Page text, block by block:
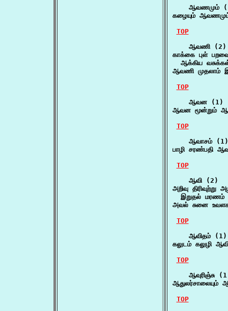
ஆவணமும்
கழையும்
TOP
    ஆவணி (2)
காக்கை புள்
ஆக்கிய
ஆவணி முதலாம்
TOP
    ஆவன (1)
ஆவன மூன்றும்
TOP
    ஆவாசம் (1)
பாழி சரண்பதி
TOP
    ஆவி (2)
அறிவு திரிவுற்று
இறுதல் மரணம்
அவல் சுனை
TOP
    ஆவிதம் (1)
கலுடம் கலுழி
TOP
ஆவுரிஞ்சு
ஆதுலர்சாலையும்
TOP